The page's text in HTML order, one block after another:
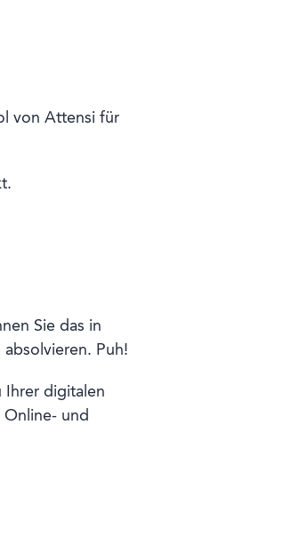
von Attensi für
Sie das in
Puh!
Ihrer digitalen
Online- und